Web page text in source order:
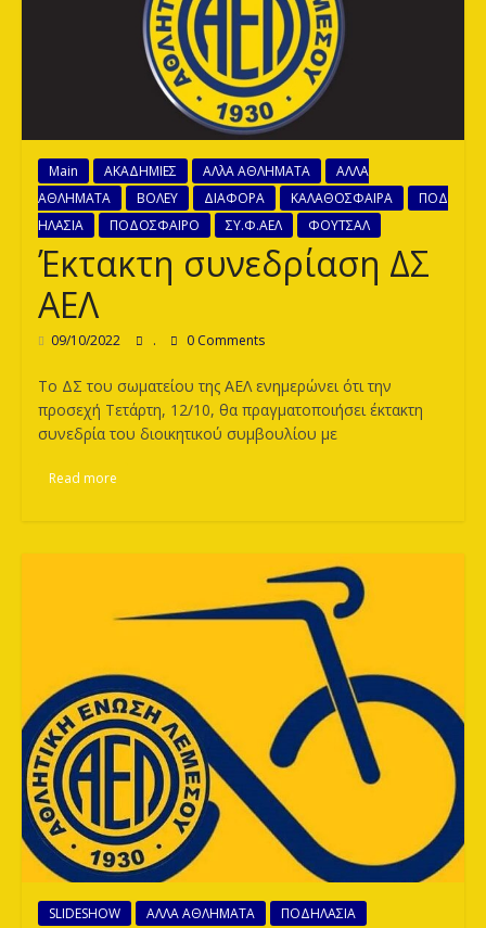
Λεόντων
Main ΑΚΑΔΗΜΙΕΣ ΑΛλΑ ΑΘΛΗΜΑΤΑ
ΑΛΛΑ
ΑΘΛΗΜΑΤΑ
ΒΟΛΕΥ ΔΙΑΦΟΡΑ ΚΑΛΑΘΟΣΦΑΙΡΑ
ΠΟΔ
ΗΛΑΣΙΑ
ΠΟΔΟΣΦΑΙΡΟ ΣΥ.Φ.ΑΕΛ ΦΟΥΤΣΑΛ
Έκτακτη συνεδρίαση ΔΣ
ΑΕΛ
09/10/2022 . 0 Comments
Το ΔΣ του σωματείου της ΑΕΛ ενημερώνει ότι την
προσεχή Τετάρτη, 12/10, θα πραγματοποιήσει έκτακτη
συνεδρία του διοικητικού συμβουλίου με
Read more
SLIDESHOW ΑΛΛΑ ΑΘΛΗΜΑΤΑ ΠΟΔΗΛΑΣΙΑ